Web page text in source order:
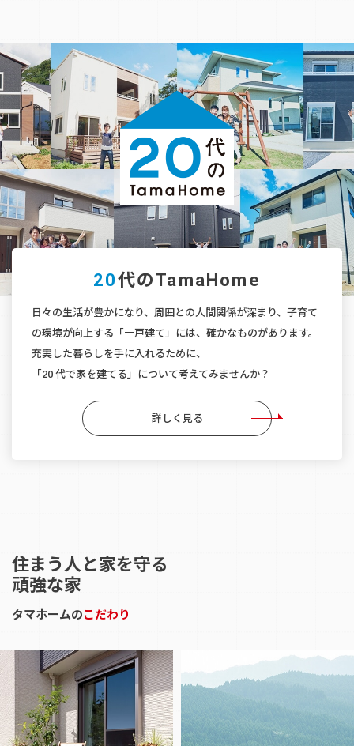
20代のTamaHome
日々の生活が豊かになり、周囲との人間関係が深まり、 子育て
の環境が向上する「一戸建て」には、確かなものがあります。
充実した暮らしを手に入れるために、
「20 代で家を建てる」について考えてみませんか？
詳しく見る
住まう人と家を守る
頑強な家
タマホームのこだわり